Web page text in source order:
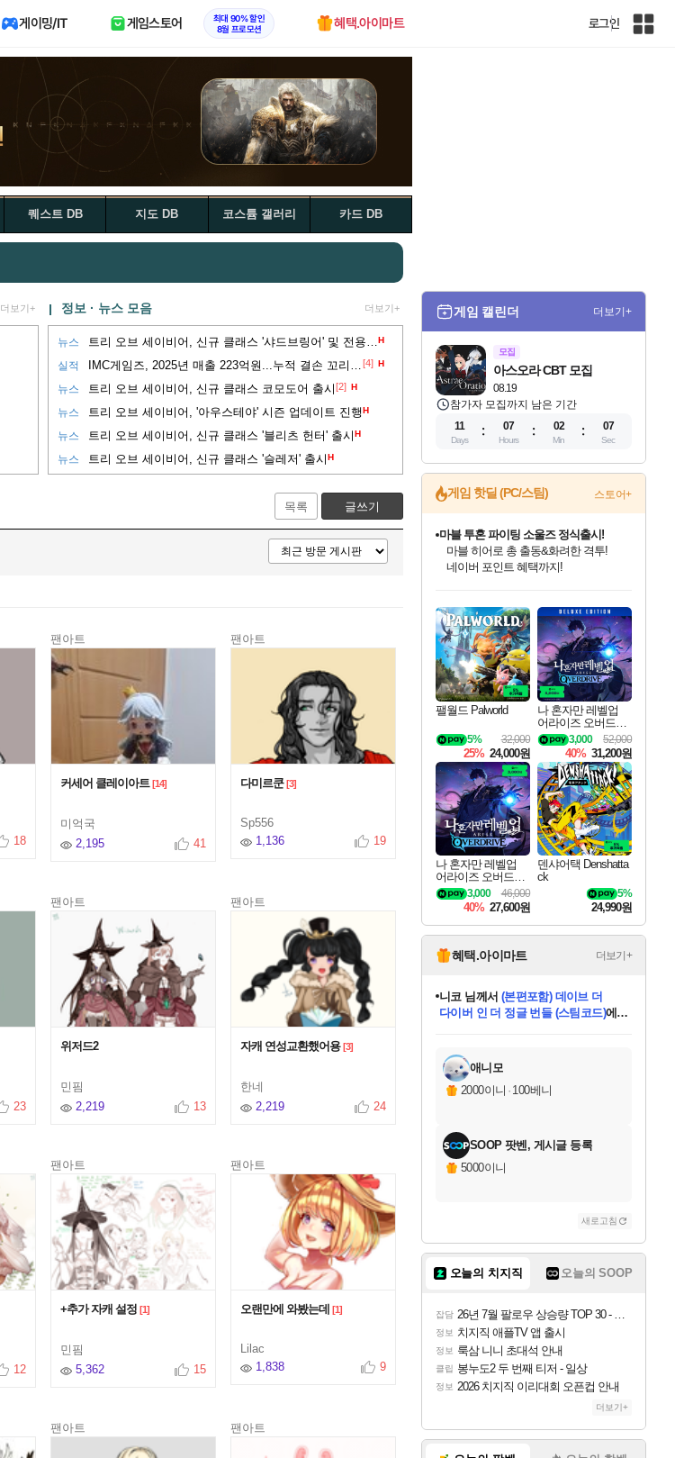
게이밍/IT 게임스토어
최대 90% 할인
8월 프로모션
혜택.아이마트 로그인
인
퀘스트 DB 지도 DB 코스튬 갤러리 카드 DB
더보기+ 정보 · 뉴스 모음 더보기+
뉴스 트리 오브 세이비어, 신규 클래스 '샤드브링어' 및 전용 무기 업데이트H
실적 IMC게임즈, 2025년 매출 223억원...누적 결손 꼬리표 끊었다[4] H
뉴스 트리 오브 세이비어, 신규 클래스 코모도어 출시[2] H
뉴스 트리 오브 세이비어, '아우스테야' 시즌 업데이트 진행H
뉴스 트리 오브 세이비어, 신규 클래스 '블리츠 헌터' 출시H
뉴스 트리 오브 세이비어, 신규 클래스 '슬레저' 출시H
목록 글쓰기
18
팬아트
커세어 클레이아트[14]
미억국
2,195
41
팬아트
다미르쿤[3]
Sp556
1,136
19
23
팬아트
위저드2
민핌
2,219
13
팬아트
자캐 연성교환했어용[3]
한네
2,219
24
12
팬아트
+추가 자캐 설정 [1]
민핌
5,362
15
팬아트
오랜만에 와봤는데 [1]
Lilac
1,838
9
팬아트 팬아트
게임 캘린더 더보기+
모집
08.19
아스오라 CBT 모집
참가자 모집까지 남은 기간
11
Days
07
Hours
02
Min
06
Sec
게임 핫딜 (PC/스팀) 스토어+
최대 90% 할인가를 만나보세요!
네이버혜택과 함께 만나보세요!
50%할인&추가 적립까지!
네이버 포인트 혜택까지!
귀무자: 검의 길 예약 판매 중!
10% 할인과
이니&베니 혜택까지!
네이버 혜택가와 함께 예약하세요!
할인&네이버혜택으로 만나보세요!
네이버페이 혜택과 만나보세요!
40주년 프로모션으로 만나보세요!
할인가에 만나보세요!
일부 에디션 상시 할인!
혜택으로 예약 판매 중
편안하게 충전하세요
팰월드 Palworld
32,000
5%
25% 24,000원
나 혼자만 레벨업
어라이즈 오버드라
이브 디럭스 에디션
Solo Leveling Arise
Overdrive Deluxe Edi
tion
52,000
3,000
40% 31,200원
나 혼자만 레벨업
어라이즈 오버드라
이브 Solo Leveling A
rise
46,000
3,000
40% 27,600원
덴샤어택 Denshatta
ck
5%
24,990원
혜택.아이마트 더보기+
교환.
당첨되셨습니다.
니코님께서 (본편포함) 데이브 더
다이버 인 더 정글 번들 (스팀코드)에
당첨되셨습니다.
당첨되셨습니다.
당첨되셨습니다.
당첨되셨습니다.
당첨되셨습니다.
에디션 (스팀코드)
당첨되셨습니다.
애니모
2000이니 · 100베니
SOOP 팟벤, 게시글 등록
5000이니
새로고침
오늘의 치지직 오늘의 SOOP
잡담 26년 7월 팔로우 상승량 TOP 30 - 월간 치지직
정보 치지직 애플TV 앱 출시
정보 룩삼 니니 초대석 안내
클립 봉누도2 두 번째 티저 - 일상
정보 2026 치지직 이리대회 오픈컵 안내
더보기+